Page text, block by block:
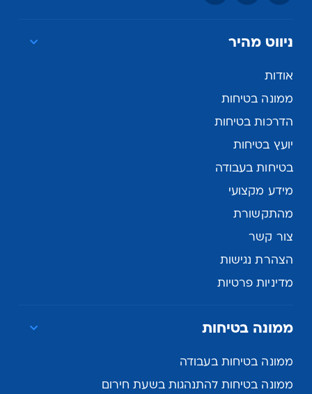
ניווט מהיר
אודות
ממונה בטיחות
הדרכות בטיחות
יועץ בטיחות
בטיחות בעבודה
מידע מקצועי
מהתקשורת
צור קשר
הצהרת נגישות
מדיניות פרטיות
ממונה בטיחות
ממונה בטיחות בעבודה
ממונה בטיחות להתנהגות בשעת חירום